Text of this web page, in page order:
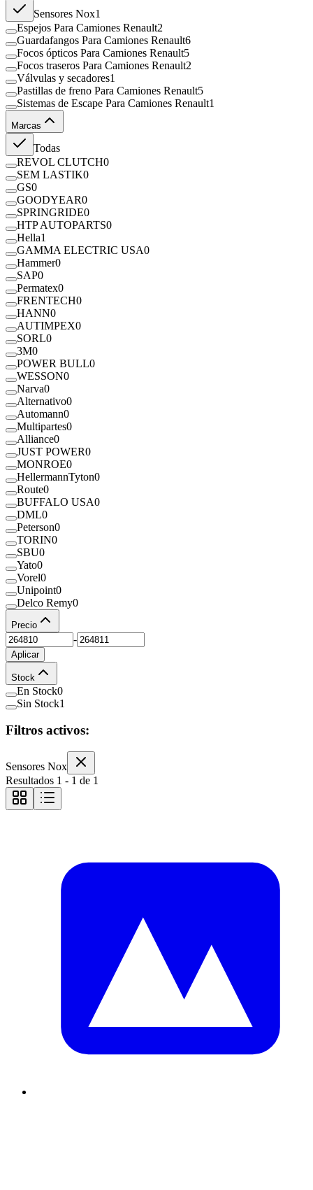
Sensores Nox1
Espejos Para Camiones Renault2
Guardafangos Para Camiones Renault6
Focos ópticos Para Camiones Renault5
Focos traseros Para Camiones Renault2
Válvulas y secadores1
Pastillas de freno Para Camiones Renault5
Sistemas de Escape Para Camiones Renault1
Marcas
Todas
REVOL CLUTCH0
SEM LASTIK0
GS0
GOODYEAR0
SPRINGRIDE0
HTP AUTOPARTS0
Hella1
GAMMA ELECTRIC USA0
Hammer0
SAP0
Permatex0
FRENTECH0
HANN0
AUTIMPEX0
SORL0
3M0
POWER BULL0
WESSON0
Narva0
Alternativo0
Automann0
Multipartes0
Alliance0
JUST POWER0
MONROE0
HellermannTyton0
Route0
BUFFALO USA0
DML0
Peterson0
TORIN0
SBU0
Yato0
Vorel0
Unipoint0
Delco Remy0
Precio
-
Aplicar
Stock
En Stock0
Sin Stock1
Filtros activos:
Sensores Nox
Resultados 1 - 1 de 1